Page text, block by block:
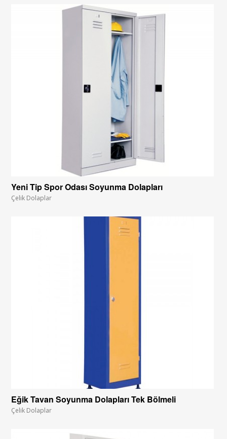
Yeni Tip Spor Odası Soyunma Dolapları
Çelik Dolaplar
Eğik Tavan Soyunma Dolapları Tek Bölmeli
Çelik Dolaplar